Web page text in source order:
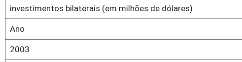
investimentos bilaterais (em milhões de dólares)
Ano
2003